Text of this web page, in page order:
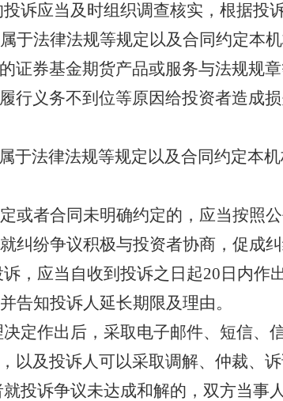
诉应当及时组织调查核实，根据投
于法律法规等规定 以及合同约定本
证券基金期货产品或服务与法规规
行义务不到位等原因给投资者造成
于法律法规等规定以及合同约定本
或者合同未明确约定的，应当按照
纠纷争议积极与投资者协商 ，促成
诉，应当自收到投诉之日起20日内作
告知投诉人延长期限及理由。
定作出后，采取电子邮件、 短信、
以及投诉人可以采取调解、仲裁、诉
投诉争议未达成和解的，双方当事